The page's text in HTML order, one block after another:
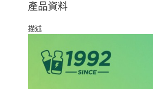
產品資料
描述